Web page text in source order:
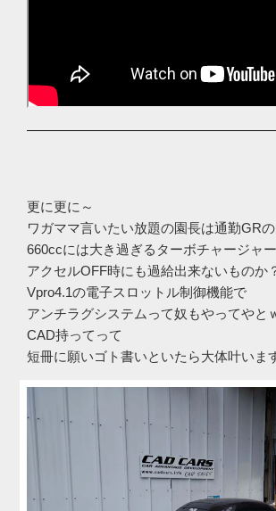
更に更に～
ワガママ言いたい放題の園長は通勤GRの
660ccには大き過ぎるターボチャージャ
アクセルOFF時にも過給出来ないものか
Vpro4.1の電子スロットル制御機能で
アンチラグシステムって奴もやってやと
CAD持ってって
短冊に願いゴト書いといたら大体叶いま